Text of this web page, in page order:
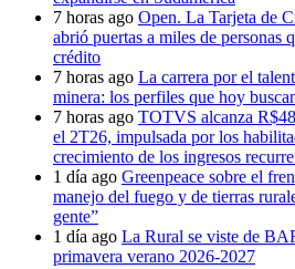
7 horas ago Open. La Tarjeta de
abrió puertas a miles de personas
crédito
7 horas ago La carrera por el
minera: los perfiles que hoy
7 horas ago TOTVS alcanza
el 2T26, impulsada por los
crecimiento de los ingresos
1 día ago Greenpeace sobre el
manejo del fuego y de tierras
gente”
1 día ago La Rural se viste de
primavera verano 2026-2027